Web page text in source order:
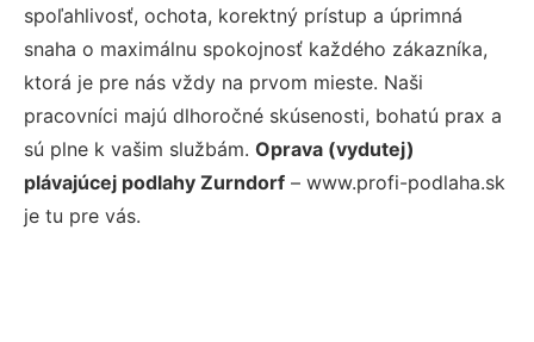
spoľahlivosť, ochota, korektný prístup a úprimná
snaha o maximálnu spokojnosť každého zákazníka,
ktorá je pre nás vždy na prvom mieste. Naši
pracovníci majú dlhoročné skúsenosti, bohatú prax a
sú plne k vašim službám. Oprava (vydutej)
plávajúcej podlahy Zurndorf – www.profi-podlaha.sk
je tu pre vás.